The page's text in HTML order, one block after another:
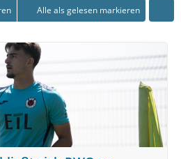
Alle als gelesen markieren